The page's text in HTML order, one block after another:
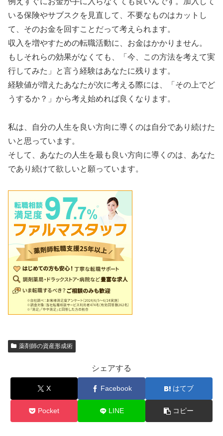
いる保険やサブスクを見直して、不要なものはカットし
て、そのお金を回すことだって考えられます。
収入を増やすための転職活動に、お金はかかりません。
もしそれらの効果がなくても、「今、この方法を考えて実
行してみた」と言う経験はあなたに残ります。
経験値が増えたあなたが次に考える際には、「その上でど
うするか？」から考え始めれば良くなります。
私は、自分の人生を良い方向に導くのは自分であり続けた
いと思っています。
そして、あなたの人生を最も良い方向に導くのは、あなた
であり続けて欲しいと願っています。
薬剤師の資産形成術
シェアする
X Facebook はてブ
Pocket LINE コピー